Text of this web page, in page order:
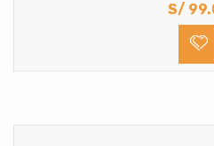
S/